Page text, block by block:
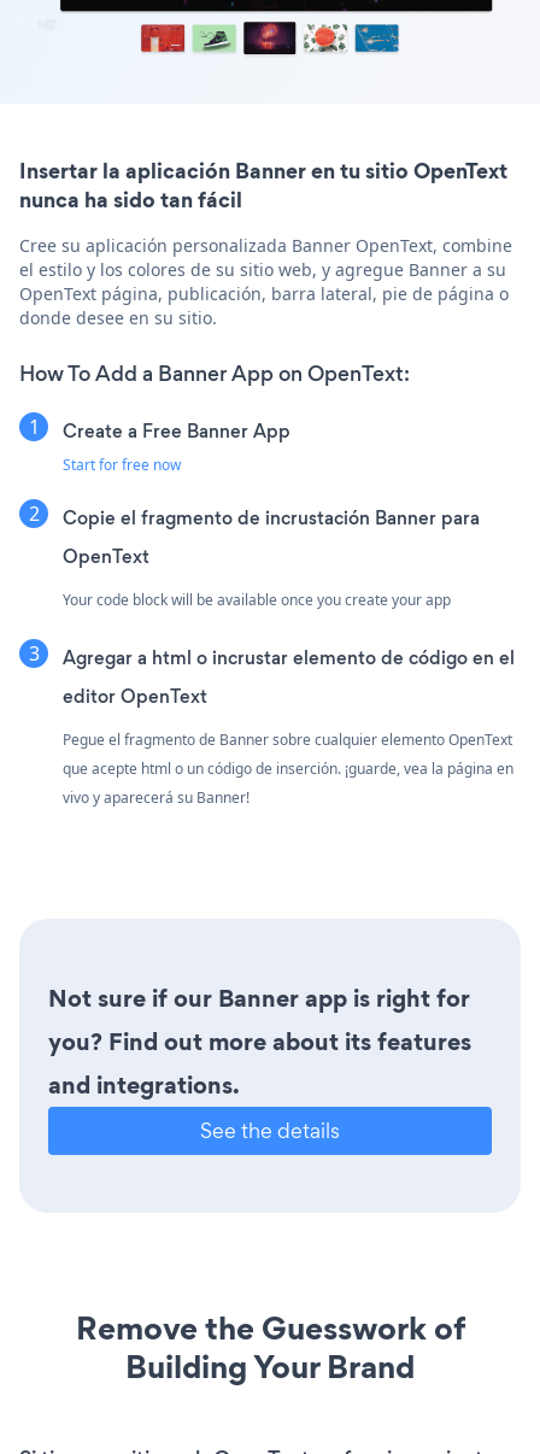
Insertar la aplicación Banner en tu sitio OpenText
nunca ha sido tan fácil
Cree su aplicación personalizada Banner OpenText, combine
el estilo y los colores de su sitio web, y agregue Banner a su
OpenText página, publicación, barra lateral, pie de página o
donde desee en su sitio.
How To Add a Banner App on OpenText:
Create a Free Banner App
Start for free now
Copie el fragmento de incrustación Banner para
OpenText
Your code block will be available once you create your app
Agregar a html o incrustar elemento de código en el
editor OpenText
Pegue el fragmento de Banner sobre cualquier elemento OpenText
que acepte html o un código de inserción. ¡guarde, vea la página en
vivo y aparecerá su Banner!
Not sure if our Banner app is right for
you? Find out more about its features
and integrations.
See the details
Remove the Guesswork of
Building Your Brand